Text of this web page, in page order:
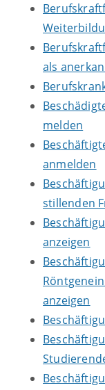
als
melden
anmelden
stillenden
anzeigen
anzeigen